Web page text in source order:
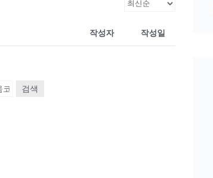
작성자 작성일
검색